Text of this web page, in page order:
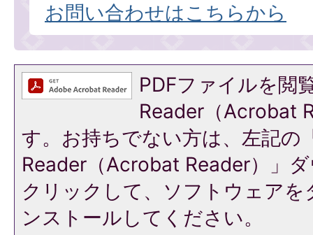
お問い合わせはこちらから
PDFファイルを閲
Reader（Acrobat
す。お持ちでない方は、左記の
Reader（Acrobat Reader）」
クリックして、ソフトウェア
ンストールしてください。